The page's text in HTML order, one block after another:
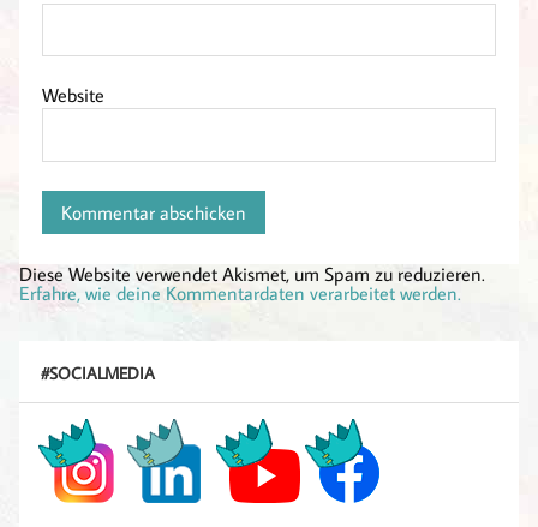
Website
Diese Website verwendet Akismet, um Spam zu reduzieren.
Erfahre, wie deine Kommentardaten verarbeitet werden.
#SOCIALMEDIA